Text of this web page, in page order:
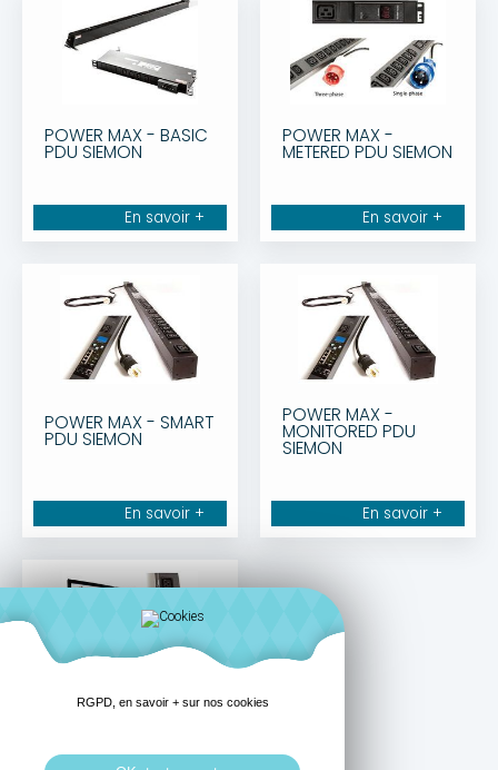
POWER MAX - BASIC
PDU SIEMON
En savoir +
POWER MAX -
METERED PDU SIEMON
En savoir +
POWER MAX - SMART
PDU SIEMON
En savoir +
POWER MAX -
MONITORED PDU
SIEMON
En savoir +
POWER MAX -
RGPD, en savoir + sur nos cookies